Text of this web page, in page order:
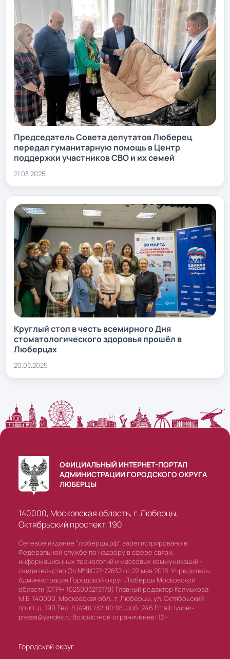
Председатель Совета депутатов Люберец
передал гуманитарную помощь в Центр
поддержки участников СВО и их семей
21.03.2025
Круглый стол в честь всемирного Дня
стоматологического здоровья прошёл в
Люберцах
20.03.2025
ОФИЦИАЛЬНЫЙ ИНТЕРНЕТ-ПОРТАЛ
АДМИНИСТРАЦИИ ГОРОДСКОГО ОКРУГА
ЛЮБЕРЦЫ
140000, Московская область, г. Люберцы,
Октябрьский проспект, 190
Сетевое издание "люберцы.рф" зарегистрировано в
Федеральной службе по надзору в сфере связи,
информационных технологий и массовых коммуникаций -
свидетельство Эл № ФС77-72832 от 22 мая 2018. Учредитель:
Администрация Городской округ Люберцы Московской
области (ОГРН 1025003213179) Главный редактор Колмыкова
М.Е. 140000, Московская обл., г. Люберцы, ул. Октябрьский
пр-кт, д. 190 Тел. 8 (498) 732-80-08, доб. 246 Email: lyuber-
pressa@yandex.ru Возрастное ограничение: 12+
Городской округ